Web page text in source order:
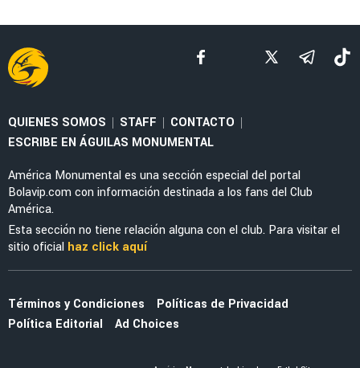
LEAGUES CUP 2026
actuación de Alan Cervantes ante San Diego
FC